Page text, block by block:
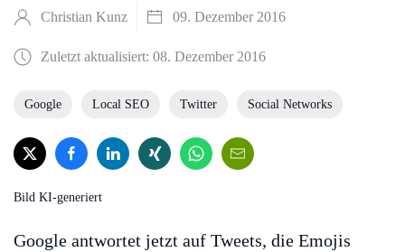
Christian Kunz 09. Dezember 2016
Zuletzt aktualisiert: 08. Dezember 2016
Google Local SEO Twitter Social Networks
Bild KI-generiert
Google antwortet jetzt auf Tweets, die Emojis